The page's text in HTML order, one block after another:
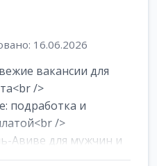
16.06.2026
вакансии для
/>
подработка и
/>
Авиве для мужчин и